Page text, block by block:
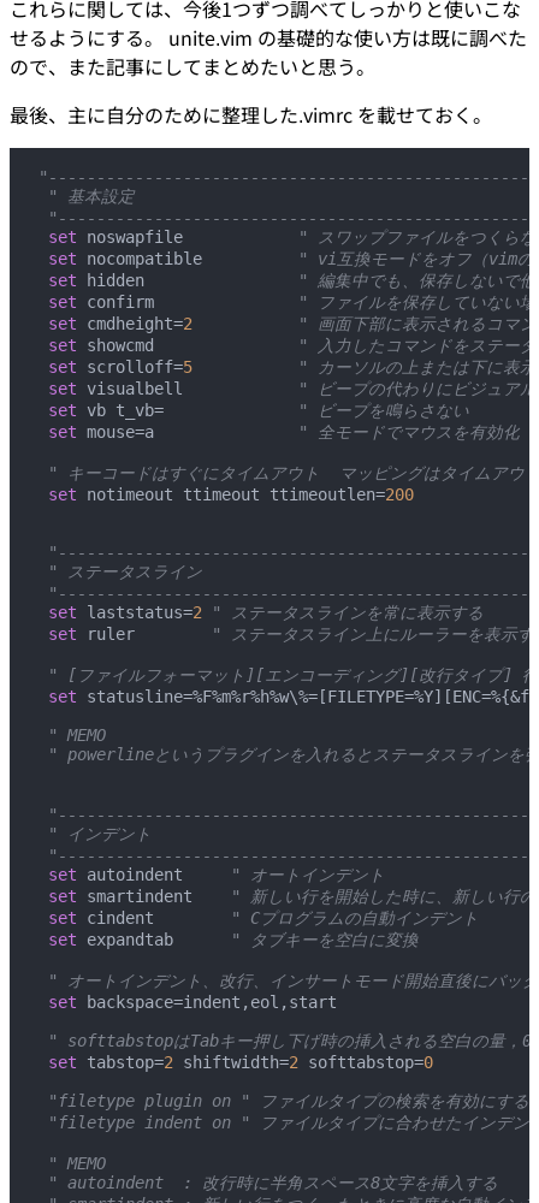
これらに関しては、今後1つずつ調べてしっかりと使いこな
せるようにする。 unite.vim の基礎的な使い方は既に調べた
ので、また記事にしてまとめたいと思う。
最後、主に自分のために整理した.vimrc を載せておく。
" 基本設定
set noswapfile
" スワップファイルをつくらな
set nocompatible
" vi互換モードをオフ（vimの
set hidden
" 編集中でも、保存しないで他
set confirm
" ファイルを保存していない場
set cmdheight=2
" 画面下部に表示されるコマン
set showcmd
" 入力したコマンドをステー
set scrolloff=5
" カーソルの上または下に表
set visualbell
" ビープの代わりにビジュアル
set vb t_vb=
              " ビープを鳴らさない
set mouse=a
               " 全モードでマウスを有効化
" キーコードはすぐにタイムアウト  マッピングはタイムアウ
set notimeout ttimeout ttimeoutlen=200
" ステータスライン
set laststatus=2 " ステータスラインを常に表示する
set ruler
" ステータスライン上にルーラーを表示
" [ファイルフォーマット][エンコーディング][改行タイプ]
set
" MEMO
" powerlineというプラグインを入れるとステータスラインを
" インデント
set autoindent
     " オートインデント
set smartindent
" 新しい行を開始した時に、新しい行
set cindent
        " Cプログラムの自動インデント
set expandtab
      " タブキーを空白に変換
" オートインデント、改行、インサートモード開始直後にバッ
set backspace=indent,eol,start
" softtabstopはTabキー押し下げ時の挿入される空白の量，0
set tabstop=2 shiftwidth=2 softtabstop=0
"filetype plugin on " ファイルタイプの検索を有効にする
"filetype indent on " ファイルタイプに合わせたインデン
" MEMO
" autoindent  : 改行時に半角スペース8文字を挿入する